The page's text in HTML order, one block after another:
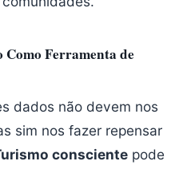
Como Ferramenta de
dados não devem nos
sim nos fazer repensar
consciente pode